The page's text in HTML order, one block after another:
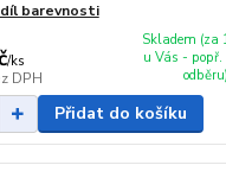
barevnosti
/ks
DPH
Skladem (za
u Vás - popř.
odběru)
Přidat do košíku